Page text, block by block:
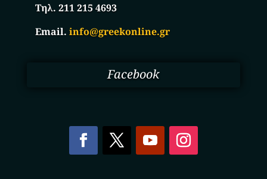
Τηλ. 211 215 4693
Email.info@greekonline.gr
Facebook